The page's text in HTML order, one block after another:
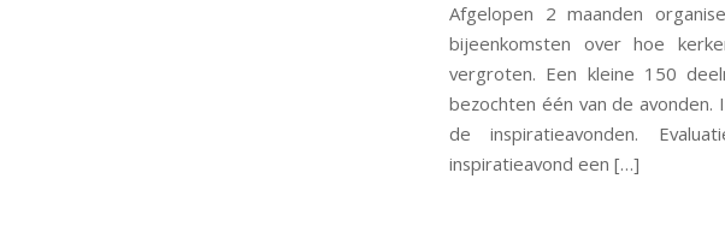
Afgelopen 2 maanden
bijeenkomsten over hoe
vergroten. Een kleine 150
bezochten één van de
de inspiratieavonden.
inspiratieavond een […]